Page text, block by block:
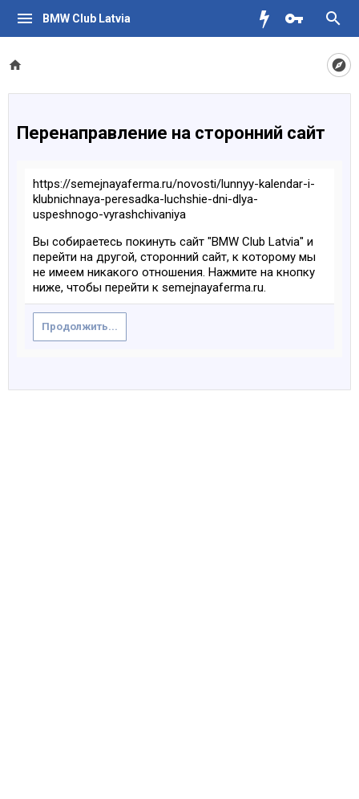
BMW Club Latvia
Перенаправление на сторонний сайт
https://semejnayaferma.ru/novosti/lunnyy-kalendar-i-
klubnichnaya-peresadka-luchshie-dni-dlya-
uspeshnogo-vyrashchivaniya
Вы собираетесь покинуть сайт "BMW Club Latvia" и
перейти на другой, сторонний сайт, к которому мы
не имеем никакого отношения. Нажмите на кнопку
ниже, чтобы перейти к semejnayaferma.ru.
Продолжить...